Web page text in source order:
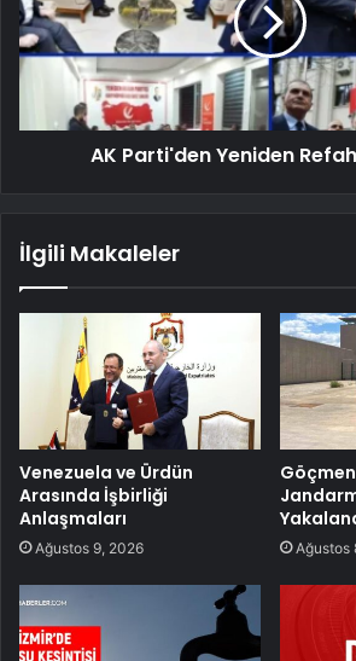
AK Parti'den Yeniden
İlgili Makaleler
Venezuela ve Ürdün
Arasında İşbirliği
Anlaşmaları
Ağustos 9, 2026
Göçmen
Ağustos